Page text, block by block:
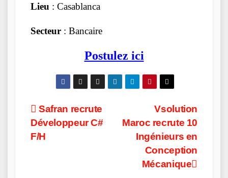
Lieu : Casablanca
Secteur : Bancaire
Postulez ici
Post
navigation
Vsolution
Maroc recrute 10
Ingénieurs en
Conception
Mécanique
Safran recrute
Développeur C#
F/H